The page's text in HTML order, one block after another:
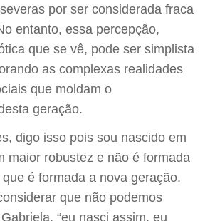
por ser considerada fraca
entanto, essa percepção,
que se vê, pode ser simplista
as complexas realidades
que moldam o
geração.
digo isso pois sou nascido em
maior robustez e não é formada
é formada a nova geração.
que não podemos
“eu nasci assim, eu